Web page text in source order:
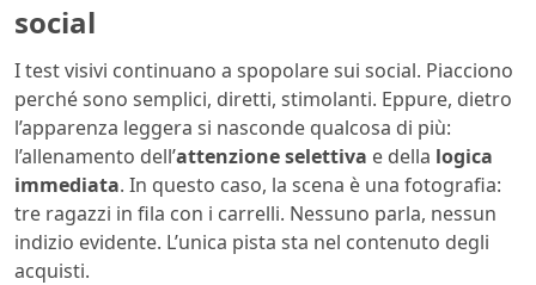
social
I test visivi continuano a spopolare sui social. Piacciono
perché sono semplici, diretti, stimolanti. Eppure, dietro
l’apparenza leggera si nasconde qualcosa di più:
l’allenamento dell’attenzione selettiva e della logica
immediata. In questo caso, la scena è una fotografia:
tre ragazzi in fila con i carrelli. Nessuno parla, nessun
indizio evidente. L’unica pista sta nel contenuto degli
acquisti.